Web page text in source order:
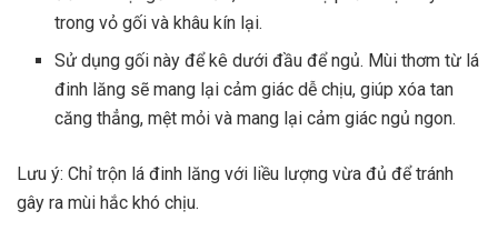
trong vỏ gối và khâu kín lại.
Sử dụng gối này để kê dưới đầu để ngủ. Mùi thơm từ lá
đinh lăng sẽ mang lại cảm giác dễ chịu, giúp xóa tan
căng thẳng, mệt mỏi và mang lại cảm giác ngủ ngon.
Lưu ý: Chỉ trộn lá đinh lăng với liều lượng vừa đủ để tránh
gây ra mùi hắc khó chịu.